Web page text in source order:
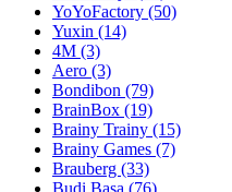
YoYoFactory (50)
Yuxin (14)
4M (3)
Aero (3)
Bondibon (79)
BrainBox (19)
Brainy Trainy (15)
Brainy Games (7)
Brauberg (33)
Budi Basa (76)